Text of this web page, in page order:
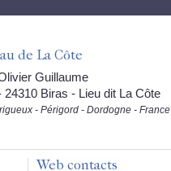
de La Côte
Guillaume
Biras - Lieu dit La Côte
- Périgord - Dordogne - France
Web contacts